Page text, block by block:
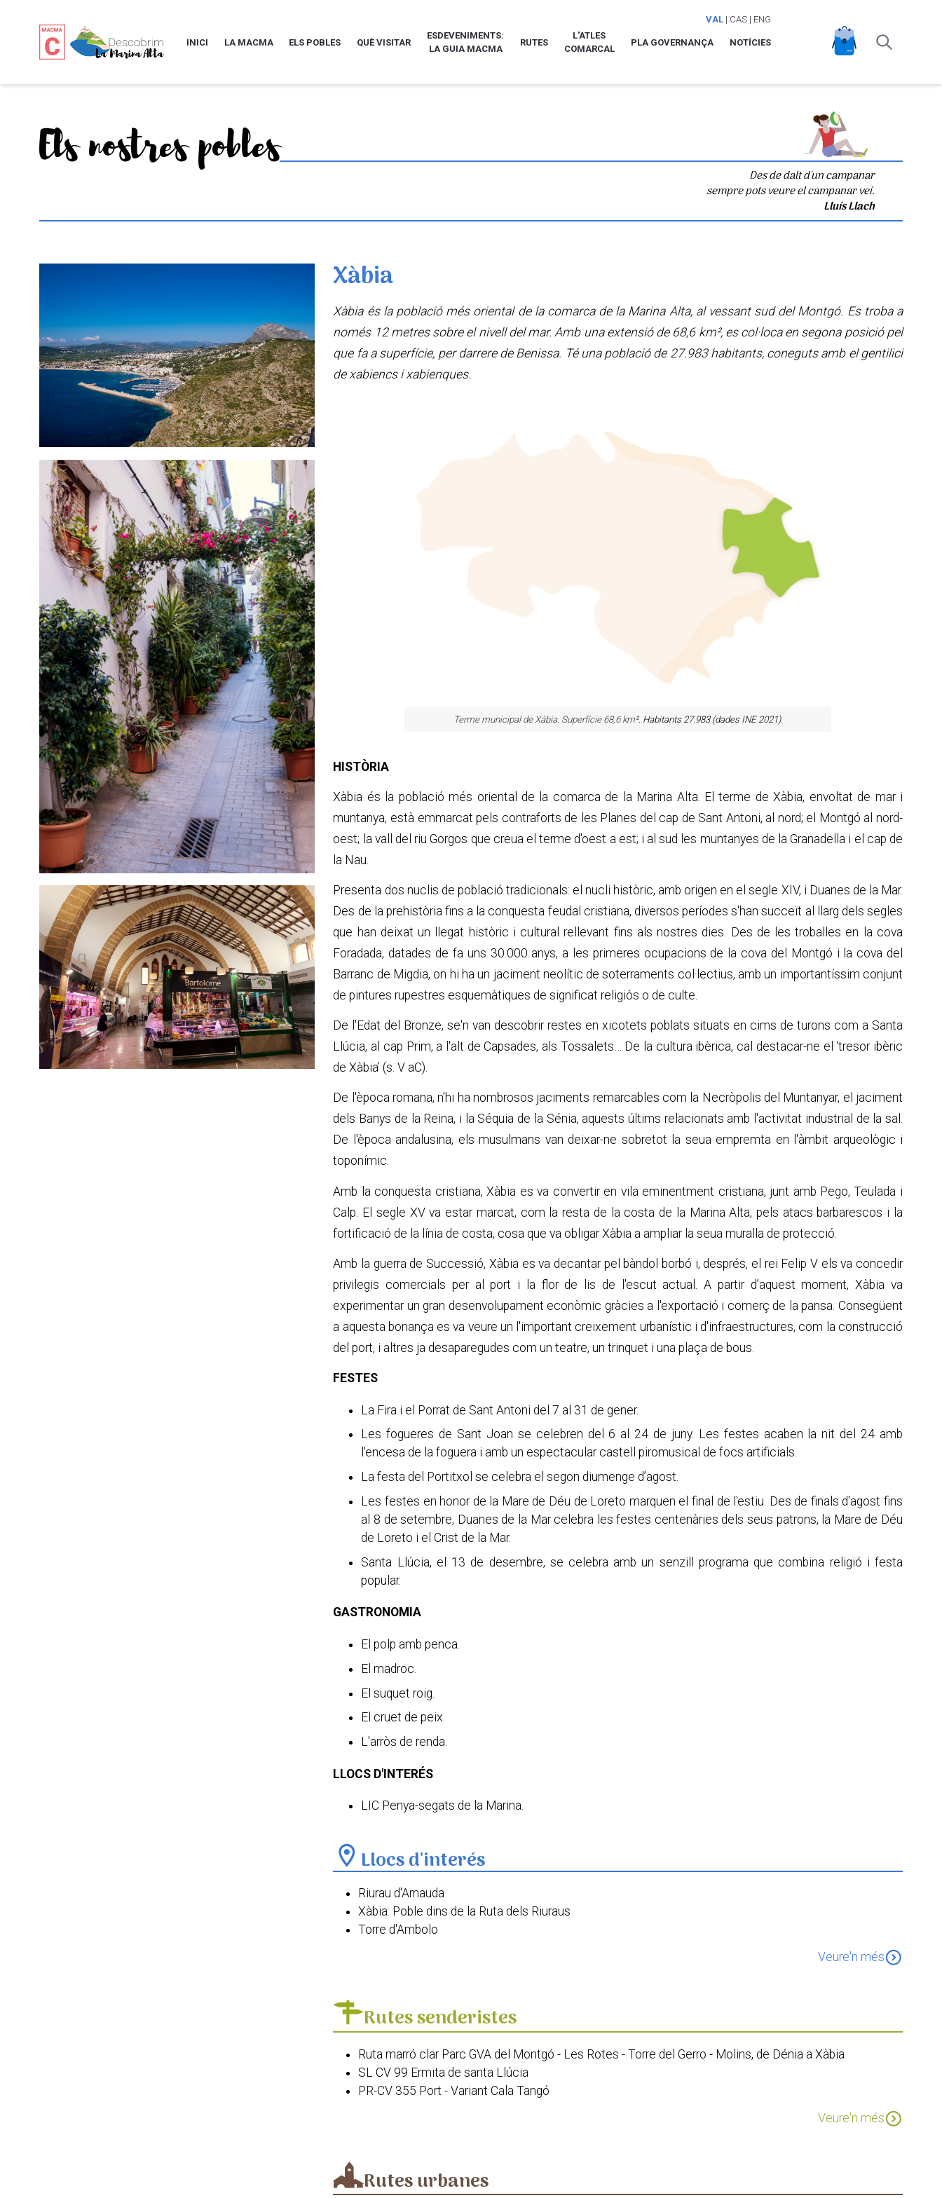
VAL| CAS| ENG
INICI LA MACMA ELS POBLES QUÈ VISITAR
ESDEVENIMENTS:
LA GUIA MACMA
RUTES
L'ATLES
COMARCAL
PLA GOVERNANÇA NOTÍCIES
Els nostres pobles
Des de dalt d'un campanar
sempre pots veure el campanar veí.
Lluís Llach
Xàbia
Xàbia és la població més oriental de la comarca de la Marina Alta, al vessant sud del Montgó. Es troba a
només 12 metres sobre el nivell del mar. Amb una extensió de 68,6 km²,es col·loca en segona posició pel
que fa a superfície, per darrere de Benissa. Té una població de 27.983 habitants, coneguts amb el gentilici
de xabiencs i xabienques.
Terme municipal de Xàbia. Superfície 68,6 km². Habitants 27.983 (dades INE 2021).
HISTÒRIA
Xàbia és la població més oriental de la comarca de la Marina Alta. El terme de Xàbia, envoltat de mar i
muntanya, està emmarcat pels contraforts de les Planes del cap de Sant Antoni, al nord; el Montgó al nord-
oest; la vall del riu Gorgos que creua el terme d'oest a est; i al sud les muntanyes de la Granadella i el cap de
la Nau.
Presenta dos nuclis de població tradicionals: el nucli històric, amb origen en el segle XIV, i Duanes de la Mar.
Des de la prehistòria fins a la conquesta feudal cristiana, diversos períodes s'han succeït al llarg dels segles
que han deixat un llegat històric i cultural rellevant fins als nostres dies. Des de les troballes en la cova
Foradada, datades de fa uns 30.000 anys, a les primeres ocupacions de la cova del Montgó i la cova del
Barranc de Migdia, on hi ha un jaciment neolític de soterraments col·lectius, amb un importantíssim conjunt
de pintures rupestres esquemàtiques de significat religiós o de culte.
De l'Edat del Bronze, se'n van descobrir restes en xicotets poblats situats en cims de turons com a Santa
Llúcia, al cap Prim, a l'alt de Capsades, als Tossalets… De la cultura ibèrica, cal destacar-ne el ‘tresor ibèric
de Xàbia’ (s. V aC).
De l'època romana, n'hi ha nombrosos jaciments remarcables com la Necròpolis del Muntanyar, el jaciment
dels Banys de la Reina, i la Séquia de la Sénia, aquests últims relacionats amb l'activitat industrial de la sal.
De l'època andalusina, els musulmans van deixar-ne sobretot la seua empremta en l'àmbit arqueològic i
toponímic.
Amb la conquesta cristiana, Xàbia es va convertir en vila eminentment cristiana, junt amb Pego, Teulada i
Calp. El segle XV va estar marcat, com la resta de la costa de la Marina Alta, pels atacs barbarescos i la
fortificació de la línia de costa, cosa que va obligar Xàbia a ampliar la seua muralla de protecció.
Amb la guerra de Successió, Xàbia es va decantar pel bàndol borbó i, després, el rei Felip V els va concedir
privilegis comercials per al port i la flor de lis de l'escut actual. A partir d’aquest moment, Xàbia va
experimentar un gran desenvolupament econòmic gràcies a l'exportació i comerç de la pansa. Consegüent
a aquesta bonança es va veure un l'important creixement urbanístic i d'infraestructures, com la construcció
del port, i altres ja desaparegudes com un teatre, un trinquet i una plaça de bous.
FESTES
La Fira i el Porrat de Sant Antoni del 7 al 31 de gener.
Les fogueres de Sant Joan se celebren del 6 al 24 de juny. Les festes acaben la nit del 24 amb
l'encesa de la foguera i amb un espectacular castell piromusical de focs artificials.
La festa del Portitxol se celebra el segon diumenge d’agost.
Les festes en honor de la Mare de Déu de Loreto marquen el final de l'estiu. Des de finals d'agost fins
al 8 de setembre, Duanes de la Mar celebra les festes centenàries dels seus patrons, la Mare de Déu
de Loreto i el Crist de la Mar.
Santa Llúcia, el 13 de desembre, se celebra amb un senzill programa que combina religió i festa
popular.
GASTRONOMIA
El polp amb penca.
El madroc.
El suquet roig.
El cruet de peix.
L'arròs de renda.
LLOCS D'INTERÉS
LIC Penya-segats de la Marina.
location_on Llocs d'interés
Riurau d'Arnauda
Xàbia: Poble dins de la Ruta dels Riuraus
Torre d'Ambolo
Cala Sardinera
Cap Negre
Cala Ambolo
Illa del Descobridor
Centre d’Art Ca. Lambert
Veure'n mésexpand_circle_down
Rutes senderistes
Ruta marró clar Parc GVA del Montgó - Les Rotes - Torre del Gerro - Molins, de Dénia a Xàbia
SL CV 99 Ermita de santa Llúcia
PR-CV 355 Port - Variant Cala Tangó
Camí de l'Alba. Xàbia - Jesús Pobre
Veure'n mésexpand_circle_down
Rutes urbanes